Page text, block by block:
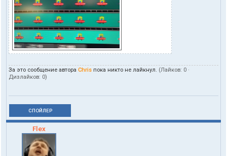
За это сообщение автора Chris пока никто не лайкнул. (Лайков: 0 ·
Дизлайков: 0)
СПОЙЛЕР
Flex